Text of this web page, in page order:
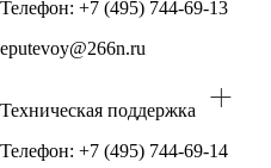
Телефон: +7 (495) 744-69-13
eputevoy@266n.ru
Техническая поддержка
Телефон: +7 (495) 744-69-14